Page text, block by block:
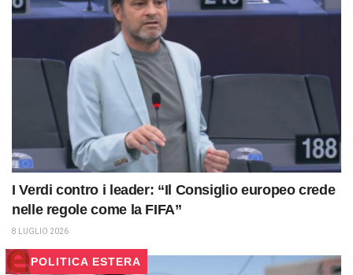
I Verdi contro i leader: “Il Consiglio europeo crede
nelle regole come la FIFA”
8 LUGLIO 2026
POLITICA ESTERA